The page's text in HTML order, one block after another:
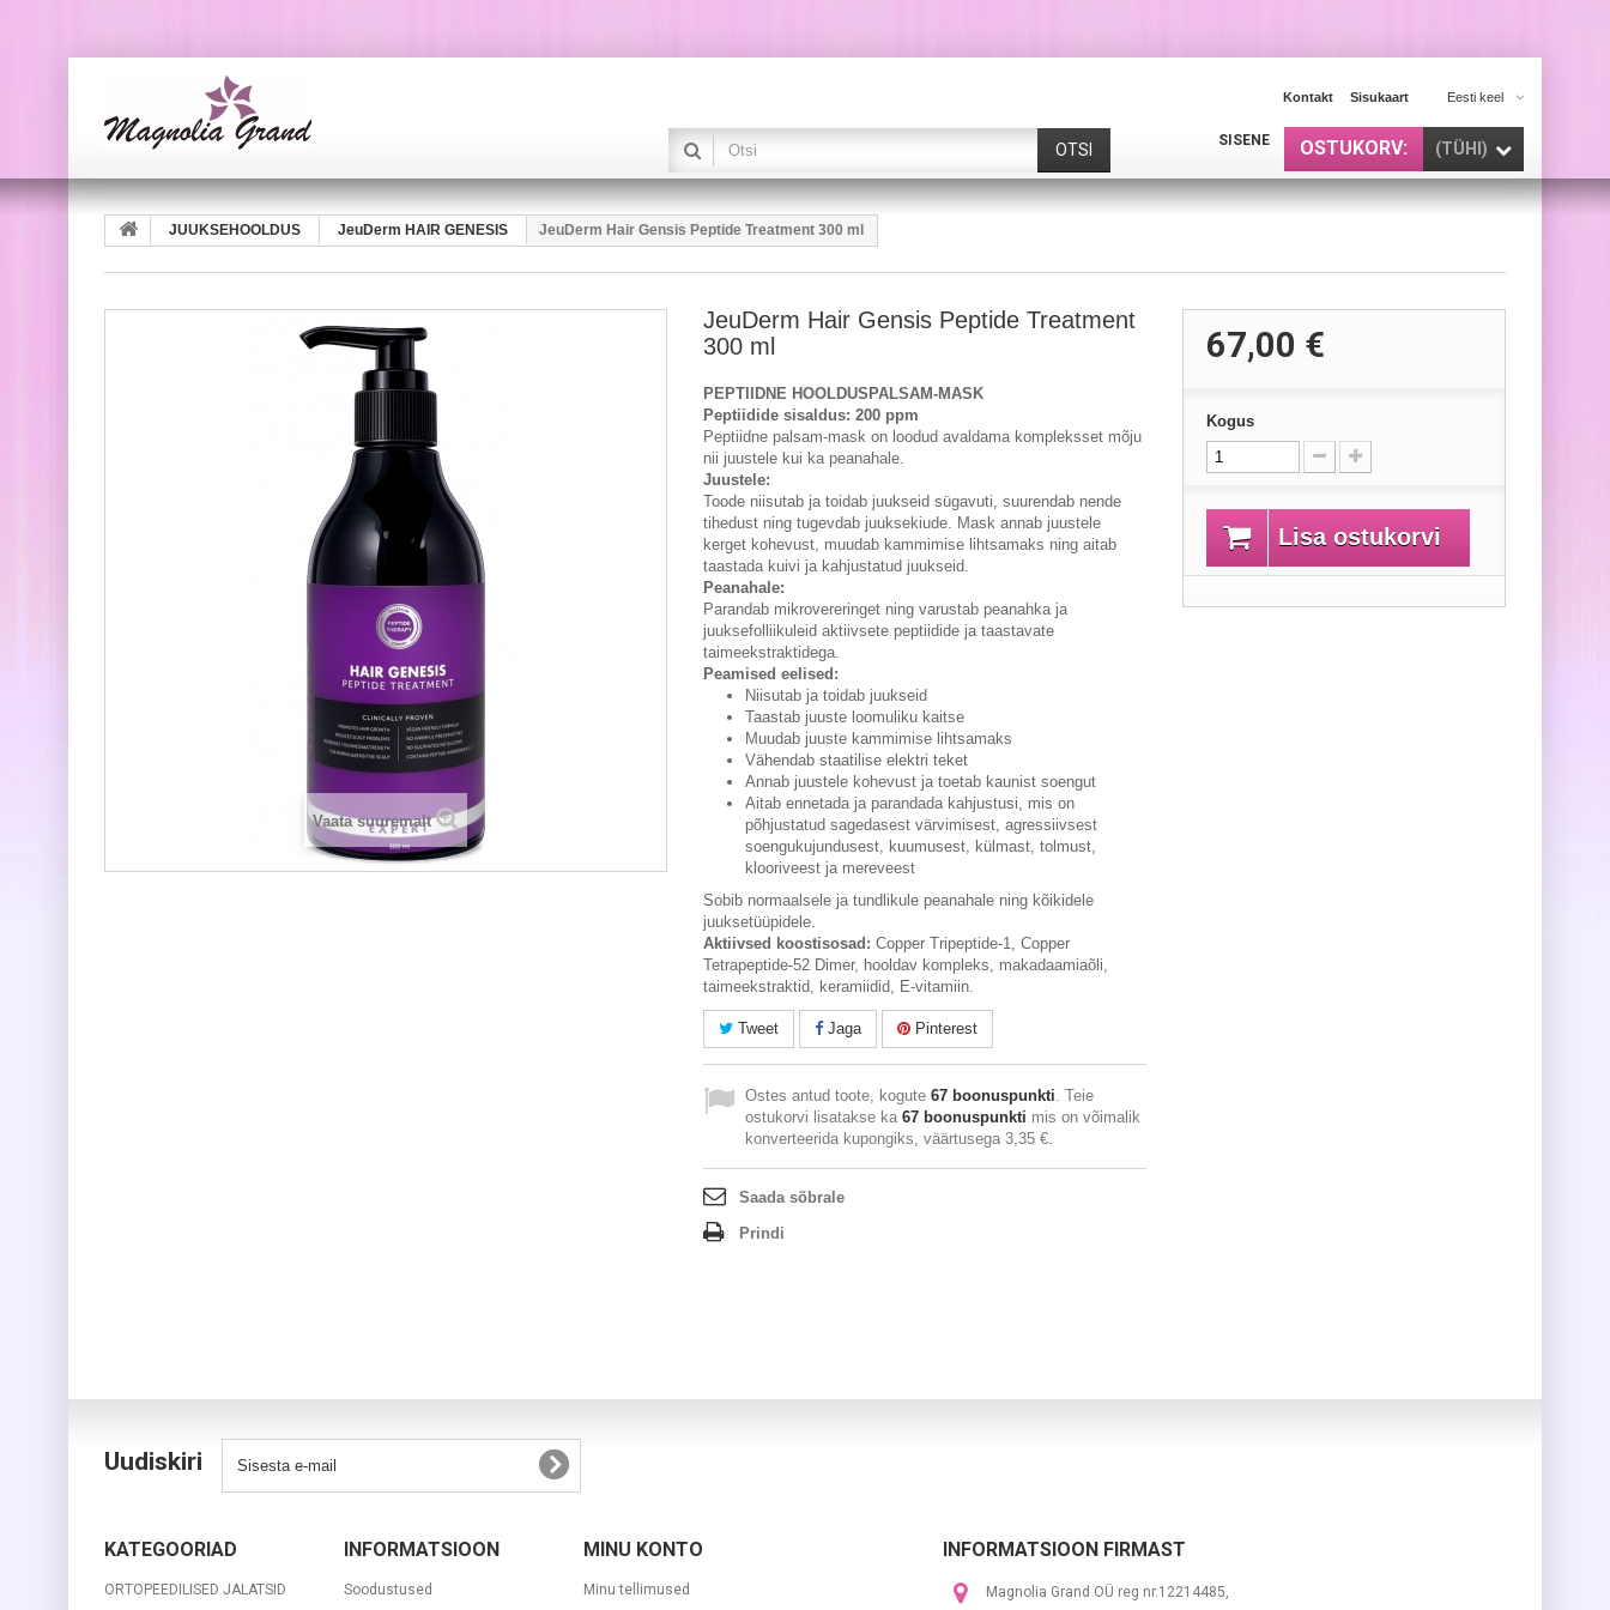
Eesti keel
Kontakt Sisukaart
OSTUKORV: (TÜHI)
SISENE
OTSI
JUUKSEHOOLDUS JeuDerm HAIR GENESIS JeuDerm Hair Gensis Peptide Treatment 300 ml
Vaata suuremalt
JeuDerm Hair Gensis Peptide Treatment
300 ml
PEPTIIDNE HOOLDUSPALSAM-MASK
Peptiidide sisaldus: 200 ppm
Peptiidne palsam-mask on loodud avaldama kompleksset mõju
nii juustele kui ka peanahale.
Juustele:
Toode niisutab ja toidab juukseid sügavuti, suurendab nende
tihedust ning tugevdab juuksekiude. Mask annab juustele
kerget kohevust, muudab kammimise lihtsamaks ning aitab
taastada kuivi ja kahjustatud juukseid.
Peanahale:
Parandab mikrovereringet ning varustab peanahka ja
juuksefolliikuleid aktiivsete peptiidide ja taastavate
taimeekstraktidega.
Peamised eelised:
Niisutab ja toidab juukseid
Taastab juuste loomuliku kaitse
Muudab juuste kammimise lihtsamaks
Vähendab staatilise elektri teket
Annab juustele kohevust ja toetab kaunist soengut
Aitab ennetada ja parandada kahjustusi, mis on
põhjustatud sagedasest värvimisest, agressiivsest
soengukujundusest, kuumusest, külmast, tolmust,
klooriveest ja mereveest
Sobib normaalsele ja tundlikule peanahale ning kõikidele
juuksetüüpidele.
Aktiivsed koostisosad: Copper Tripeptide-1, Copper
Tetrapeptide-52 Dimer, hooldav kompleks, makadaamiaõli,
taimeekstraktid, keramiidid, E-vitamiin.
Tweet Jaga Pinterest
Ostes antud toote, kogute 67 boonuspunkti. Teie
ostukorvi lisatakse ka 67 boonuspunkti mis on võimalik
konverteerida kupongiks, väärtusega 3,35 €.
Saada sõbrale
Prindi
67,00 €
Kogus
Lisa ostukorvi
Uudiskiri
KATEGOORIAD
ORTOPEEDILISED JALATSID
INFORMATSIOON
Soodustused
MINU KONTO
Minu tellimused
INFORMATSIOON FIRMAST
Magnolia Grand OÜ reg nr.12214485,